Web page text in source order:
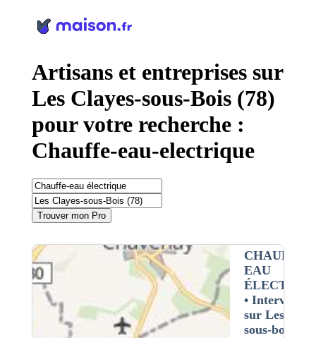
Artisans et entreprises sur
Les Clayes-sous-Bois (78)
pour votre recherche :
Chauffe-eau-electrique
Trouver mon Pro
CHAUFFE-
EAU
•
sur Les
sous-bois